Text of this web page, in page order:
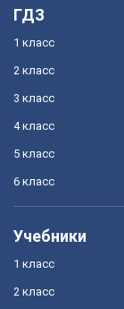
ГДЗ
1 класс
2 класс
3 класс
4 класс
5 класс
6 класс
Учебники
1 класс
2 класс